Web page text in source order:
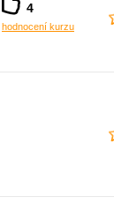
4
hodnocení kurzu